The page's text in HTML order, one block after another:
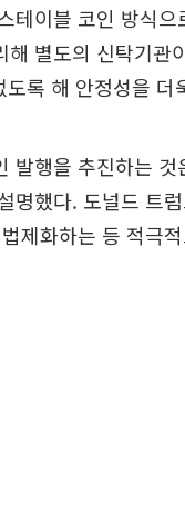
테이블 코인 방식
별도의 신탁기관
록 해 안정성을 더
발행을 추진하는
명했다. 도널드 트
제화하는 등 적극